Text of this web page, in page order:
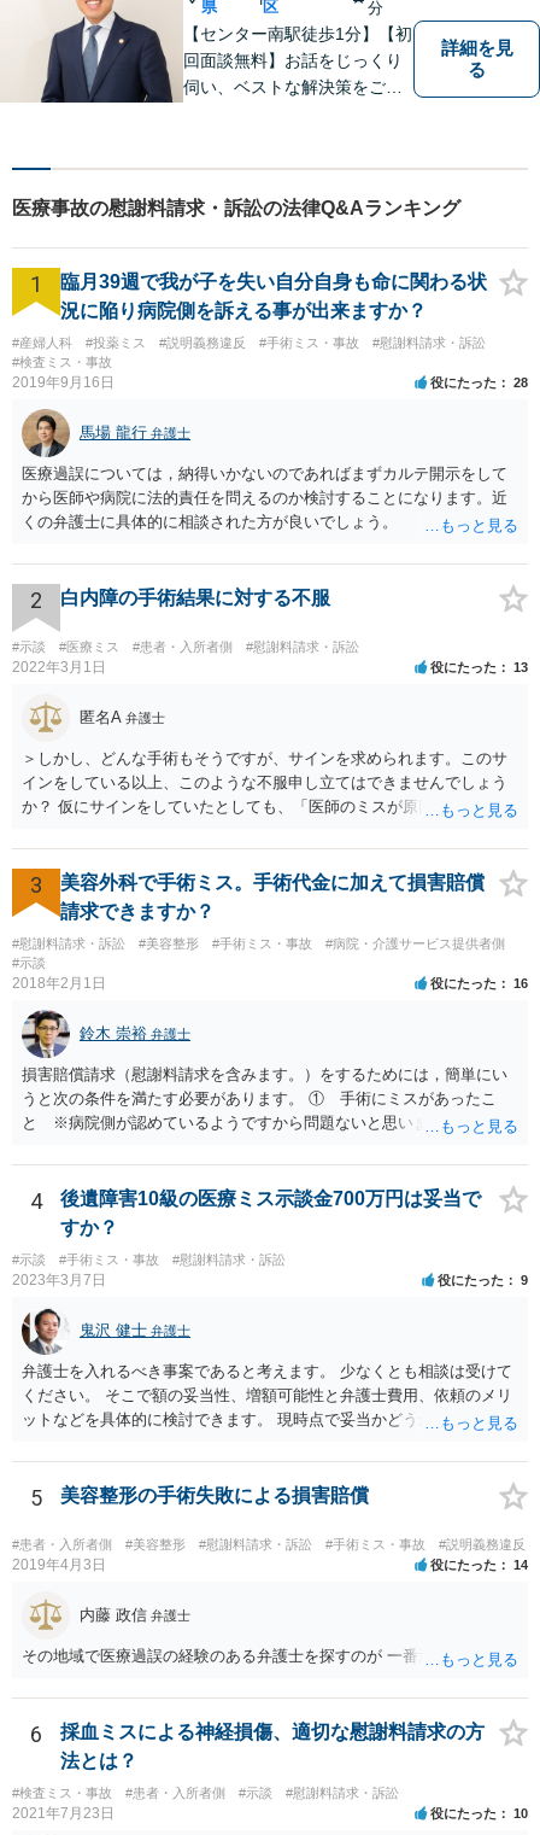
之）
県 区 分
【センター南駅徒歩1分】【初
回面談無料】お話をじっくり
伺い、ベストな解決策をご一
難解な用語は極力用いずに平
ていますので、まずは一度お
気軽にご相談頂ければと思い
ます。
詳細を見
る
医療事故の慰謝料請求・訴訟の法律Q&Aランキング
1
臨月39週で我が子を失い自分自身も命に関わる状
況に陥り病院側を訴える事が出来ますか？
#産婦人科 #投薬ミス #説明義務違反 #手術ミス・事故
#慰謝料請求・訴訟
#検査ミス・事故
2019年9月16日 役にたった 28
馬場 龍行 弁護士
医療過誤については，納得いかないのであればまずカルテ開示をして
から医師や病院に法的責任を問えるのか検討することになります。近
くの弁護士に具体的に相談された方が良いでしょう。
2 白内障の手術結果に対する不服
#示談 #医療ミス #患者・入所者側 #慰謝料請求・訴訟
2022年3月1日 役にたった 13
匿名A 弁護士
＞しかし、どんな手術もそうですが、サインを求められます。このサ
インをしている以上、このような不服申し立てはできませんでしょう
か？ 仮にサインをしていたとしても、「医師のミスが原因で老眼がひ
眼が悪化することがあるにもかかわらず、全く説明されなかったよう
な場合」には、請求することは可能です。
3
美容外科で手術ミス。手術代金に加えて損害賠償
請求できますか？
#慰謝料請求・訴訟 #美容整形 #手術ミス・事故
#病院・介護サービス提供者側
#示談
2018年2月1日 役にたった 16
鈴木 崇裕 弁護士
損害賠償請求（慰謝料請求を含みます。）をするためには，簡単にい
うと次の条件を満たす必要があります。 ① 手術にミスがあったこ
と ※病院側が認めているようですから問題ないと思います。 ② 手
術のミスの「せいで」マスクが外せなくなったこと ④ 仕事を休まな
ければならなくなった「せいで」休業損害が発生したこと ⑤ マスク
を外せなくなった「せいで」経済的に評価できる精神的な損害が発生
したこと 「せいで」と強調した点が，内藤先生のご指摘なさる「相当
因果関係」です。 手術のミスと関係のないことまでは責任追及ができ
ないということです。 手術のミスの結果，手術前と比べて見た目が著
しく悪くなってしまったとか， 手術のミスの結果，入院期間が延びて
しまったとかいう事情があれば， 追加請求が可能な余地があります。
ただし，手術代の返金に応じた際に「これ以上金銭の請求はしませ
ん」という趣旨の合意をしてしまっていると， 上記の請求は，基本的
には困難となります。
4
後遺障害10級の医療ミス示談金700万円は妥当で
すか？
#示談 #手術ミス・事故 #慰謝料請求・訴訟
2023年3月7日 役にたった 9
鬼沢 健士 弁護士
弁護士を入れるべき事案であると考えます。 少なくとも相談は受けて
ください。 そこで額の妥当性、増額可能性と弁護士費用、依頼のメリ
ットなどを具体的に検討できます。 現時点で妥当かどうかを即断する
5 美容整形の手術失敗による損害賠償
#患者・入所者側 #美容整形 #慰謝料請求・訴訟 #手術ミス・事故 #説明義務違反
2019年4月3日 役にたった 14
内藤 政信 弁護士
その地域で医療過誤の経験のある弁護士を探すのが 一番近道だね。
6
採血ミスによる神経損傷、適切な慰謝料請求の方
法とは？
#検査ミス・事故 #患者・入所者側 #示談 #慰謝料請求・訴訟
2021年7月23日 役にたった 10